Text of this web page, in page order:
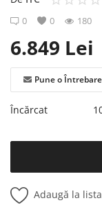
0 0 180
6.849 Lei
Pune o Întrebare
Încărcat
Adaugă la